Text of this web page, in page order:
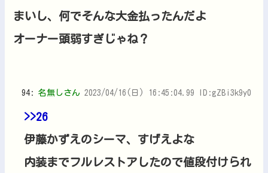
まいし、何でそんな大金払ったんだよ
オーナー頭弱すぎじゃね？
94: 名無しさん 2023/04/16(日) 16:45:04.99 ID:gZBi3k9y0
>>26
伊藤かずえのシーマ、すげえよな
内装までフルレストアしたので値段付けられ